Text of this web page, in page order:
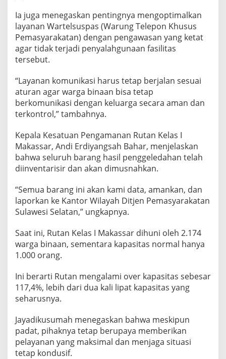
Ia juga menegaskan pentingnya mengoptimalkan
layanan Wartelsuspas (Warung Telepon Khusus
Pemasyarakatan) dengan pengawasan yang ketat
agar tidak terjadi penyalahgunaan fasilitas
tersebut.
“Layanan komunikasi harus tetap berjalan sesuai
aturan agar warga binaan bisa tetap
berkomunikasi dengan keluarga secara aman dan
terkontrol,” tambahnya.
Kepala Kesatuan Pengamanan Rutan Kelas I
Makassar, Andi Erdiyangsah Bahar, menjelaskan
bahwa seluruh barang hasil penggeledahan telah
diinventarisir dan akan dimusnahkan.
“Semua barang ini akan kami data, amankan, dan
laporkan ke Kantor Wilayah Ditjen Pemasyarakatan
Sulawesi Selatan,” ungkapnya.
Saat ini, Rutan Kelas I Makassar dihuni oleh 2.174
warga binaan, sementara kapasitas normal hanya
1.000 orang.
Ini berarti Rutan mengalami over kapasitas sebesar
117,4%, lebih dari dua kali lipat kapasitas yang
seharusnya.
Jayadikusumah menegaskan bahwa meskipun
padat, pihaknya tetap berupaya memberikan
pelayanan yang maksimal dan menjaga situasi
tetap kondusif.